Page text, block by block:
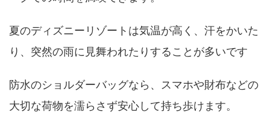
夏のディズニーリゾートは気温が高く、汗をかいた
り、突然の雨に見舞われたりすることが多いです
防水のショルダーバッグなら、スマホや財布などの
大切な荷物を濡らさず安心して持ち歩けます。